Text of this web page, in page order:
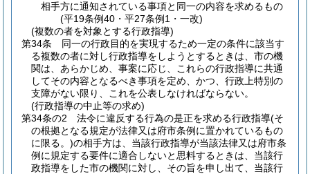
相手方に通知されている事項と同一の内容を求めるもの
(平19条例40・平27条例1・一改)
(複数の者を対象とする行政指導)
第34条
同一の行政目的を実現するため一定の条件に該当す
る複数の者に対し行政指導をしようとするときは、市の機
関は、あらかじめ、事案に応じ、これらの行政指導に共通
してその内容となるべき事項を定め、かつ、行政上特別の
支障がない限り、これを公表しなければならない。
(行政指導の中止等の求め)
第34条の2
法令に違反する行為の是正を求める行政指導(そ
の根拠となる規定が法律又は府市条例に置かれているもの
に限る。)の相手方は、当該行政指導が当該法律又は府市条
例に規定する要件に適合しないと思料するときは、当該行
政指導をした市の機関に対し、その旨を申し出て、当該行